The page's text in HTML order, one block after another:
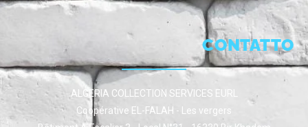
CONTATTO
ALGERIA COLLECTION SERVICES EURL
Coopérative EL-FALAH - Les vergers